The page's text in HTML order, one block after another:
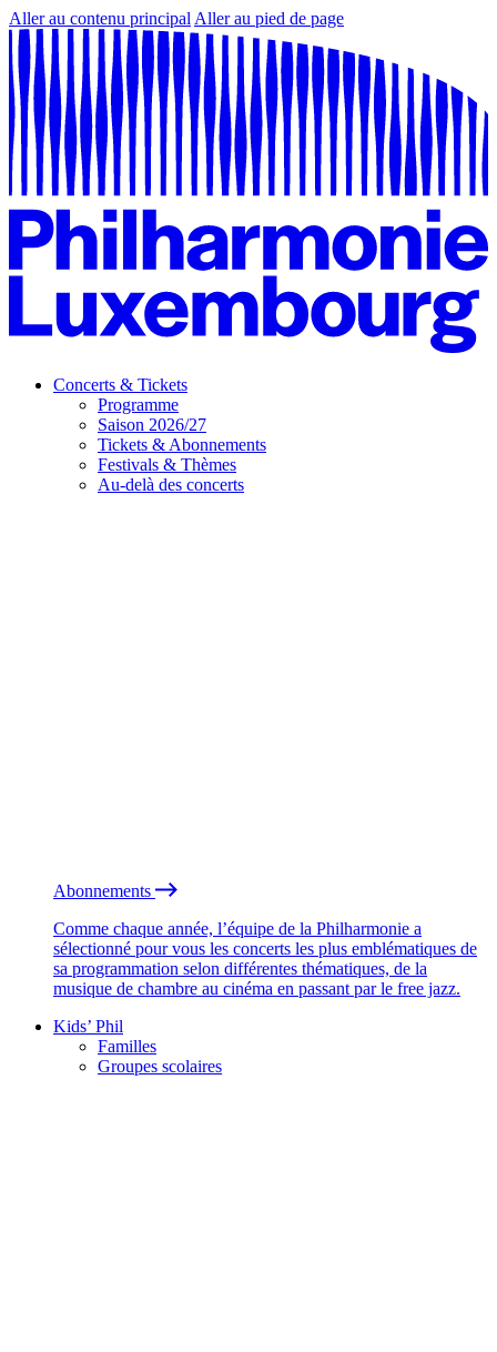
Aller au contenu principal Aller au pied de page
Concerts & Tickets
Programme
Saison 2026/27
Tickets & Abonnements
Festivals & Thèmes
Au-delà des concerts
Abonnements
Comme chaque année, l’équipe de la Philharmonie a
sélectionné pour vous les concerts les plus emblématiques de
sa programmation selon différentes thématiques, de la
musique de chambre au cinéma en passant par le free jazz.
Kids’ Phil
Familles
Groupes scolaires